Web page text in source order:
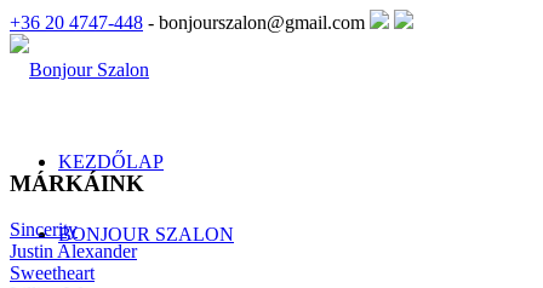
+36 20 4747-448 - bonjourszalon@gmail.com
KEZDŐLAP
BONJOUR SZALON
MÁRKÁINK
Sincerity
Justin Alexander
Sweetheart